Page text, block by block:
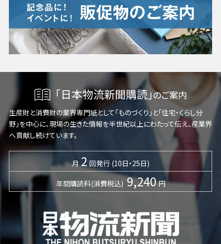
「日本物流新聞購読」のご案内
生産財と消費財の業界専門紙として「ものづくり」と「住宅・くらし分
野」を中心に、現場の生きた情報を半世紀以上にわたって伝え、産業界
へ貢献し続けています。
月 2 回発行 (10日・25日)
年間購読料(消費税込) 9,240 円